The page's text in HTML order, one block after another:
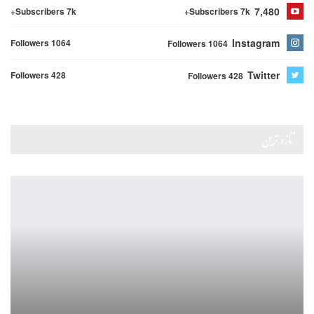
7,480
Subscribers 7k+
Subscribers 7k+
Instagram
Followers 1064
Followers 1064
Twitter
Followers 428
Followers 428